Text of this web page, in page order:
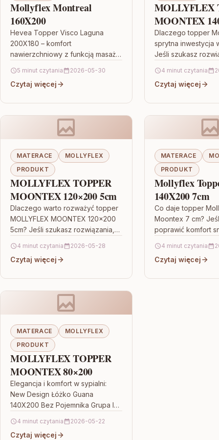
Mollyflex Montreal
160X200
Hevea Topper Visco Laguna
200X180 – komfort
nawierzchniowy z funkcją masażu
poprawić odczuwanie snu na
posiadanym materacu, Hevea
5 minut czytania 2026-05-30
Czytaj więcej
MOLLYFLEX
MOONTEX
Dlaczego topper
sprytna inwestycja
Jeśli szukasz
nieprzyjemne
materacem a
4 minut czytania
Czytaj więcej
MATERACE
MOLLYFLEX
PRODUKT
MOLLYFLEX TOPPER
MOONTEX 120×200 5cm
Dlaczego warto rozważyć topper
MOLLYFLEX MOONTEX 120×200
5cm? Jeśli szukasz rozwiązania,
spania i ograniczyć nieprzyjemne
uczucie nacisków, dobrym
4 minut czytania 2026-05-28
Czytaj więcej
MATERACE
PRODUKT
Mollyflex
140X200 7cm
Co daje topper
Moontex 7 cm?
poprawić komfort
świetnym
Mollyflex Topper
4 minut czytania
Czytaj więcej
MATERACE
MOLLYFLEX
PRODUKT
MOLLYFLEX TOPPER
MOONTEX 80×200
Elegancja i komfort w sypialni:
New Design Łóżko Guana
140X200 Bez Pojemnika Grupa I
razu nada wnętrzu charakteru,
zwróć…
4 minut czytania 2026-05-22
Czytaj więcej